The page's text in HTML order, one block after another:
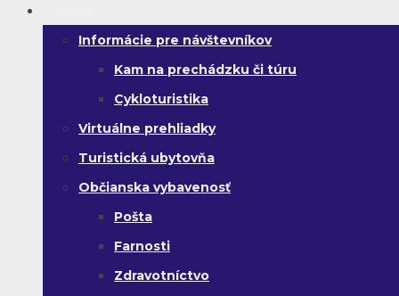
Informácie pre návštevníkov
Kam na prechádzku či túru
Cykloturistika
Virtuálne prehliadky
Turistická ubytovňa
Občianska vybavenosť
Pošta
Farnosti
Zdravotníctvo